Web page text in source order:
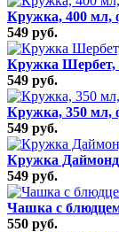
Кружка, 400 мл,
549 руб.
Кружка Шербет,
549 руб.
Кружка, 350 мл,
549 руб.
Кружка
549 руб.
Чашка с
550 руб.